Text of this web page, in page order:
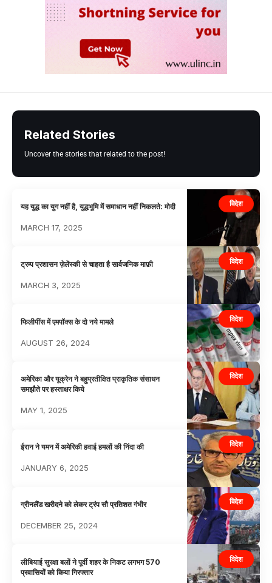
Related Stories
Uncover the stories that related to the post!
विदेश
यह युद्ध का युग नहीं है, युद्धभूमि में समाधान नहीं निकलते: मोदी
MARCH 17, 2025
विदेश
ट्रम्प प्रशासन ज़ेलेंस्की से चाहता है सार्वजनिक माफ़ी
MARCH 3, 2025
विदेश
फिलीपींस में एमपॉक्स के दो नये मामले
AUGUST 26, 2024
विदेश
अमेरिका और यूक्रेन ने बहुप्रतीक्षित प्राकृतिक संसाधन
समझौते पर हस्ताक्षर किये
MAY 1, 2025
विदेश
ईरान ने यमन में अमेरिकी हवाई हमलों की निंदा की
JANUARY 6, 2025
विदेश
ग्रीनलैंड खरीदने को लेकर ट्रंप सौ प्रतिशत गंभीर
DECEMBER 25, 2024
विदेश
लीबियाई सुरक्षा बलों ने पूर्वी शहर के निकट लगभग 570
प्रवासियों को किया गिरफ्तार